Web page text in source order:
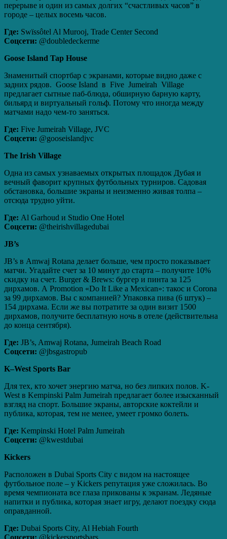
перерыве и один из самых долгих “счастливых часов” в
городе – целых восемь часов.
Где: Swïssôtel Al Murooj, Trade Center Second
Соцсети: @doubledeckerme
Goose Island Tap House
Знаменитый спортбар с экранами, которые видно даже с
задних рядов. Goose Island в Five Jumeirah Village
предлагает сытные паб‑блюда, обширную барную карту,
бильярд и виртуальный гольф. Потому что иногда между
матчами надо чем‑то заняться.
Где: Five Jumeirah Village, JVC
Соцсети: @gooseislandjvc
The Irish Village
Одна из самых узнаваемых открытых площадок Дубая и
вечный фаворит крупных футбольных турниров. Садовая
обстановка, большие экраны и неизменно живая толпа –
отсюда трудно уйти.
Где: Al Garhoud и Studio One Hotel
Соцсети: @theirishvillagedubai
JB’s
JB’s в Amwaj Rotana делает больше, чем просто показывает
матчи. Угадайте счет за 10 минут до старта – получите 10%
скидку на счет. Burger & Brews: бургер и пинта за 125
дирхамов. А Promotion «Do It Like a Mexican»: такос и Corona
за 99 дирхамов. Вы с компанией? Упаковка пива (6 штук) –
154 дирхама. Если же вы потратите за один визит 1500
дирхамов, получите бесплатную ночь в отеле (действительна
до конца сентября).
Где: JB’s, Amwaj Rotana, Jumeirah Beach Road
Соцсети: @jbsgastropub
K–West Sports Bar
Для тех, кто хочет энергию матча, но без липких полов. K-
West в Kempinski Palm Jumeirah предлагает более изысканный
взгляд на спорт. Большие экраны, авторские коктейли и
публика, которая, тем не менее, умеет громко болеть.
Где: Kempinski Hotel Palm Jumeirah
Соцсети: @kwestdubai
Kickers
Расположен в Dubai Sports City с видом на настоящее
футбольное поле – у Kickers репутация уже сложилась. Во
время чемпионата все глаза прикованы к экранам. Ледяные
напитки и публика, которая знает игру, делают поездку сюда
оправданной.
Где: Dubai Sports City, Al Hebiah Fourth
Соцсети: @kickersportsbars